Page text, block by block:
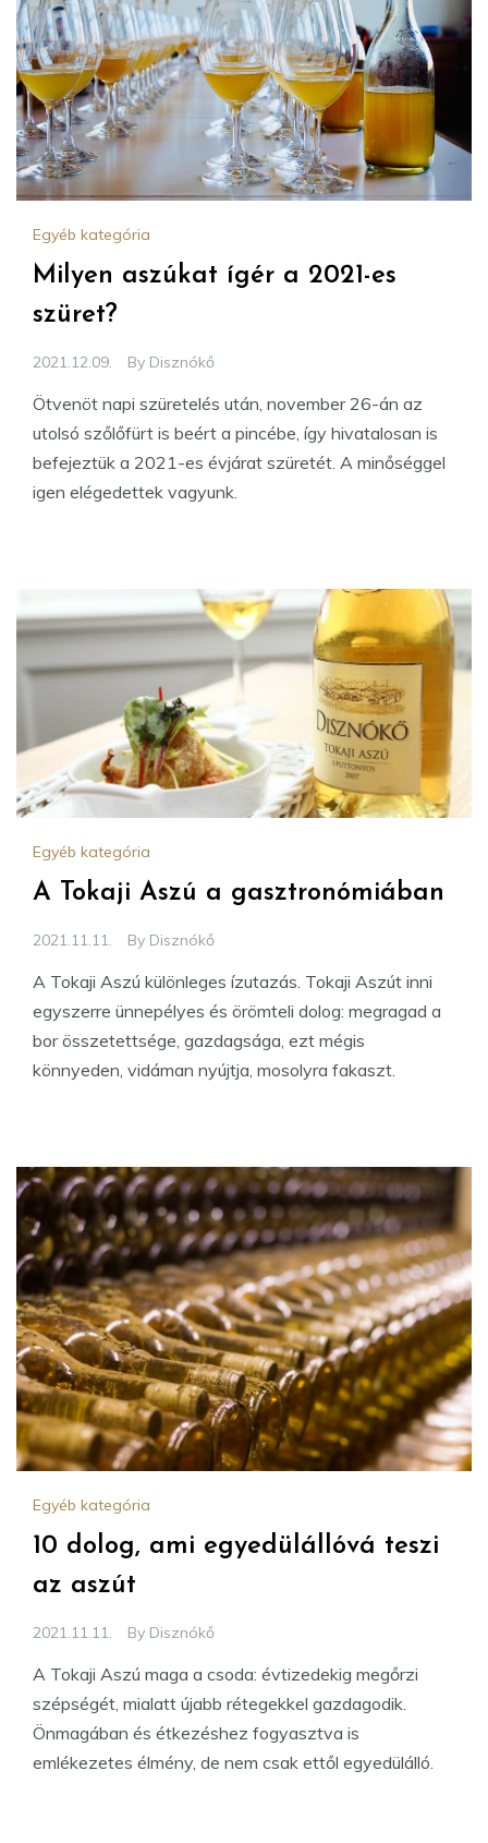
Egyéb kategória
Milyen aszúkat ígér a 2021-es
szüret?
2021.12.09. By Disznókő
Ötvenöt napi szüretelés után, november 26-án az
utolsó szőlőfürt is beért a pincébe, így hivatalosan is
befejeztük a 2021-es évjárat szüretét. A minőséggel
igen elégedettek vagyunk.
Egyéb kategória
A Tokaji Aszú a gasztronómiában
2021.11.11. By Disznókő
A Tokaji Aszú különleges ízutazás. Tokaji Aszút inni
egyszerre ünnepélyes és örömteli dolog: megragad a
bor összetettsége, gazdagsága, ezt mégis
könnyeden, vidáman nyújtja, mosolyra fakaszt.
Egyéb kategória
10 dolog, ami egyedülállóvá teszi
az aszút
2021.11.11. By Disznókő
A Tokaji Aszú maga a csoda: évtizedekig megőrzi
szépségét, mialatt újabb rétegekkel gazdagodik.
Önmagában és étkezéshez fogyasztva is
emlékezetes élmény, de nem csak ettől egyedülálló.